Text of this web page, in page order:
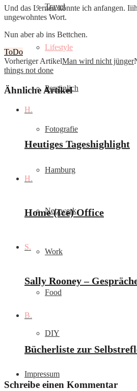
Travel
Lifestyle
Persönlich
Fotografie
Hamburg
Netzwerk
Work
Food
DIY
Impressum
Und das Lernen könnte ich anfangen.
ungewohntes Wort.
Nun aber ab ins Bettchen.
ToDo
Vorheriger ArtikelMan wird nicht jünger
things not done
Ähnliche Artikel
H.
Heutiges Tageshighlight
H.
Home (Ice) Office
S.
Sally Rooney –
B.
Bücherliste zur
Schreibe einen Kommentar